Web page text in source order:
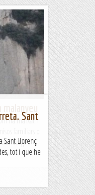
ha marxat i
familiars o
Sant
Sant Llorenç
tot i que he